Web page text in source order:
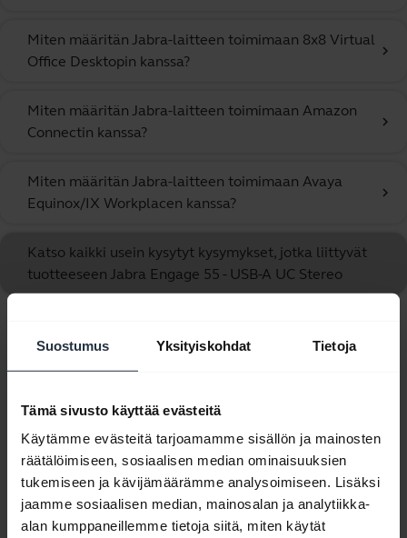
Suostumus Yksityiskohdat Tietoja
Tämä sivusto käyttää evästeitä
Käytämme evästeitä tarjoamamme sisällön ja mainosten
räätälöimiseen, sosiaalisen median ominaisuuksien
tukemiseen ja kävijämäärämme analysoimiseen. Lisäksi
jaamme sosiaalisen median, mainosalan ja analytiikka-
alan kumppaneillemme tietoja siitä, miten käytät
Miten määritän Jabra-laitteen toimimaan 8x8 Virtual
Office Desktopin kanssa?
chevron_right
Miten määritän Jabra-laitteen toimimaan Amazon
Connectin kanssa?
chevron_right
Miten määritän Jabra-laitteen toimimaan Avaya
Equinox/IX Workplacen kanssa?
chevron_right
Katso kaikki usein kysytyt kysymykset, jotka liittyvät
tuotteeseen Jabra Engage 55 - USB-A UC Stereo
Näytetään 10/10
Tuoteasiakirjat
Käyttäjän käsikirja